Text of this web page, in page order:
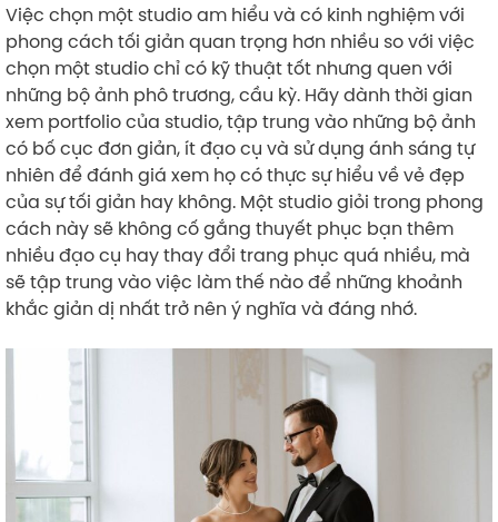
Việc chọn một studio am hiểu và có kinh nghiệm với
phong cách tối giản quan trọng hơn nhiều so với việc
chọn một studio chỉ có kỹ thuật tốt nhưng quen với
những bộ ảnh phô trương, cầu kỳ. Hãy dành thời gian
xem portfolio của studio, tập trung vào những bộ ảnh
có bố cục đơn giản, ít đạo cụ và sử dụng ánh sáng tự
nhiên để đánh giá xem họ có thực sự hiểu về vẻ đẹp
của sự tối giản hay không. Một studio giỏi trong phong
cách này sẽ không cố gắng thuyết phục bạn thêm
nhiều đạo cụ hay thay đổi trang phục quá nhiều, mà
sẽ tập trung vào việc làm thế nào để những khoảnh
khắc giản dị nhất trở nên ý nghĩa và đáng nhớ.